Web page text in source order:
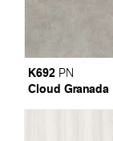
K692 PN
Cloud Granada